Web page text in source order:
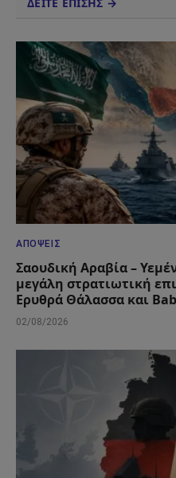
ΑΠΌΨΕΙΣ
Σαουδική Αραβία –
μεγάλη στρατιωτική
Ερυθρά Θάλασσα και
02/08/2026